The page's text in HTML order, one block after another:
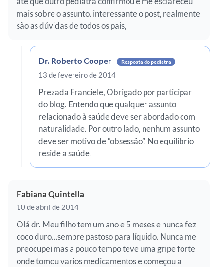
mais sobre o assunto. interessante o post, realmente
são as dúvidas de todos os pais,
Dr. Roberto Cooper Resposta do pediatra
13 de fevereiro de 2014
Prezada Franciele, Obrigado por participar
do blog. Entendo que qualquer assunto
relacionado à saúde deve ser abordado com
naturalidade. Por outro lado, nenhum assunto
deve ser motivo de “obsessão”. No equilíbrio
reside a saúde!
Fabiana Quintella
10 de abril de 2014
Olá dr. Meu filho tem um ano e 5 meses e nunca fez
coco duro…sempre pastoso para líquido. Nunca me
preocupei mas a pouco tempo teve uma gripe forte
onde tomou varios medicamentos e começou a